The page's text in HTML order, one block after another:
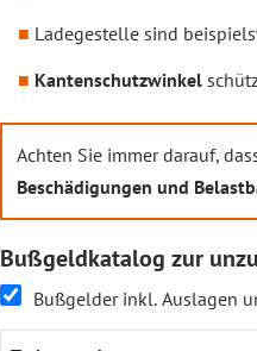
Ladegestelle sind
Kantenschutzwinkel
Achten Sie immer darauf,
Beschädigungen und
Bußgeldkatalog zur
Bußgelder inkl. Auslagen